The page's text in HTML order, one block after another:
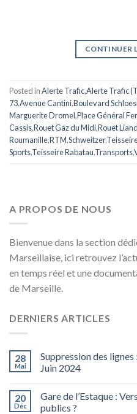
CONTINUER
Posted inAlerte Trafic,Alerte Trafic
73,Avenue Cantini,Boulevard
Marguerite Dromel,Place Général
Cassis,Rouet Gaz du Midi,Rouet
Roumanille,RTM,Schweitzer,
Sports,Teisseire Rabatau,Transports,
A PROPOS DE NOUS
Bienvenue dans la section
Marseillaise, ici retrouvez
en temps réel et une
de Marseille.
DERNIERS ARTICLES
28
Mai
Suppression des
Juin 2024
20
Déc
Gare de l’Estaque :
publics ?